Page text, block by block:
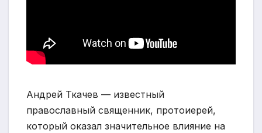
Андрей Ткачев — известный
православный священник, протоиерей,
который оказал значительное влияние на